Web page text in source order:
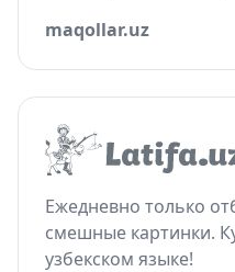
maqollar.uz
Ежедневно только
смешные картинки.
узбекском языке!